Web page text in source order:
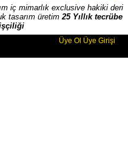
iç mimarlık exclusive hakiki deri
tasarım üretim25 Yıllık tecrübe
Üye Ol Üye Girişi